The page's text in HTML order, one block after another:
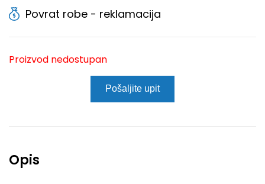
Povrat robe - reklamacija
Proizvod nedostupan
Pošaljite upit
Opis